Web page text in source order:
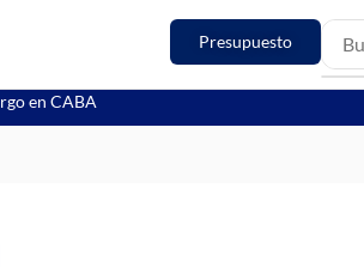
Presupuesto
en CABA